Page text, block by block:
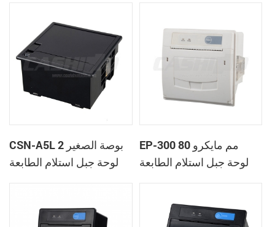
CSN-A5L 2 بوصة الصغير
لوحة جبل استلام الطابعة
EP-300 80 مم مايكرو
لوحة جبل استلام الطابعة